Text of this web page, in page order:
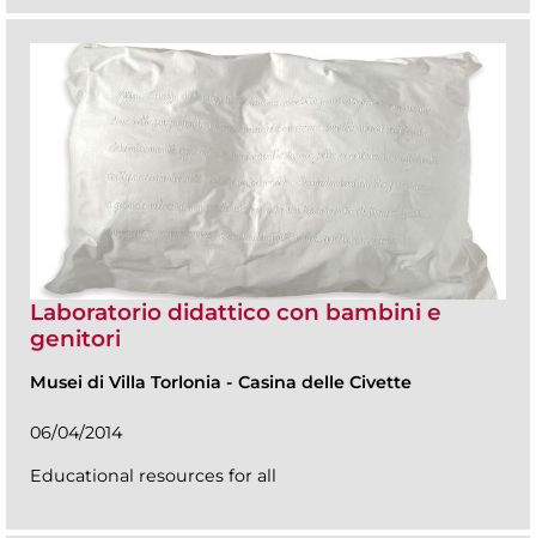
Laboratorio didattico con bambini e
genitori
Musei di Villa Torlonia - Casina delle Civette
06/04/2014
Educational resources for all